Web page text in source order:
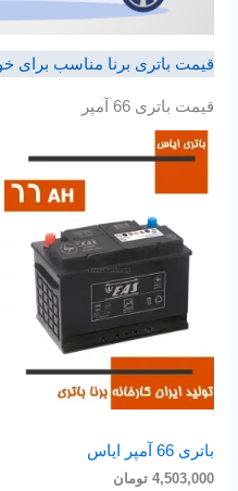
قیمت باتری برنا مناسب برای
قیمت باتری 66 آمپر
باتری 66 آمپر ایاس
4,503,000 تومان